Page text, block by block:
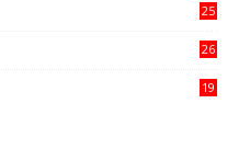
25
26
19